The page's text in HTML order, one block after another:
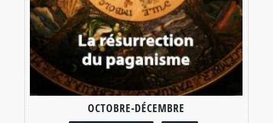
OCTOBRE-DÉCEMBRE